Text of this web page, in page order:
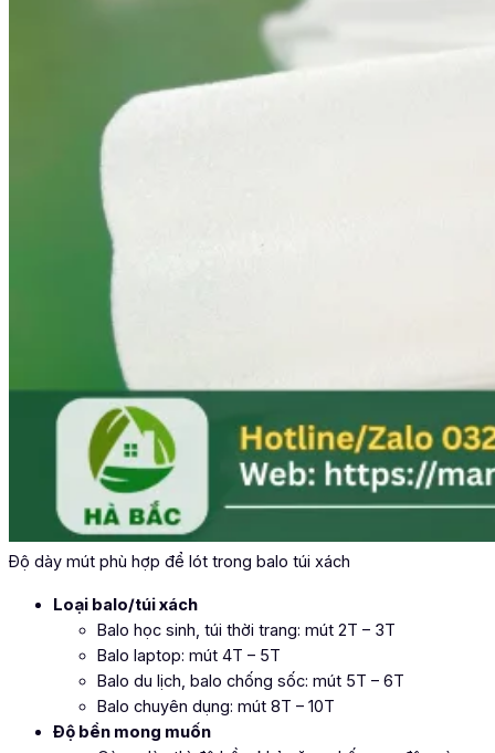
Độ dày mút phù hợp để lót trong balo túi xách
Loại balo/túi xách
Balo học sinh, túi thời trang: mút 2T – 3T
Balo laptop: mút 4T – 5T
Balo du lịch, balo chống sốc: mút 5T – 6T
Balo chuyên dụng: mút 8T – 10T
Độ bền mong muốn